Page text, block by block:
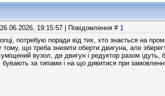
19:15:57 | Повідомлення # 1
потребую поради від тих, хто знається на
тому, що треба знизити оберти двигуна, але
вузол, де двигун і редуктор разом
бувають за типами і на що дивитися при